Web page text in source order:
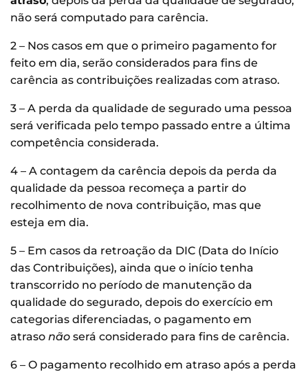
não será computado para carência.
2 – Nos casos em que o primeiro pagamento for
feito em dia, serão considerados para fins de
carência as contribuições realizadas com atraso.
3 – A perda da qualidade de segurado uma pessoa
será verificada pelo tempo passado entre a última
competência considerada.
4 – A contagem da carência depois da perda da
qualidade da pessoa recomeça a partir do
recolhimento de nova contribuição, mas que
esteja em dia.
5 – Em casos da retroação da DIC (Data do Início
das Contribuições), ainda que o início tenha
transcorrido no período de manutenção da
qualidade do segurado, depois do exercício em
categorias diferenciadas, o pagamento em
atraso não será considerado para fins de carência.
6 – O pagamento recolhido em atraso após a perda